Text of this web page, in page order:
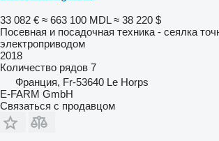
33 082 € ≈ 663 100 MDL ≈ 38 220 $
Посевная и посадочная техника - сеялка
электроприводом
2018
Количество рядов 7
Франция, Fr-53640 Le Horps
E-FARM GmbH
Связаться с продавцом